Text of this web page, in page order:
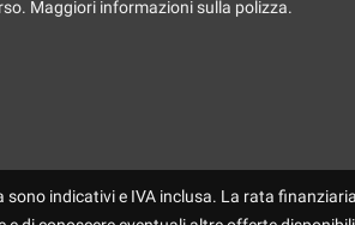
Maggiori informazioni sulla polizza.
indicativi e IVA inclusa. La rata